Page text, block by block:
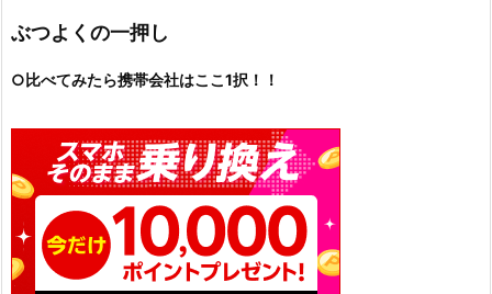
ぶつよくの一押し
○比べてみたら携帯会社はここ1択！！